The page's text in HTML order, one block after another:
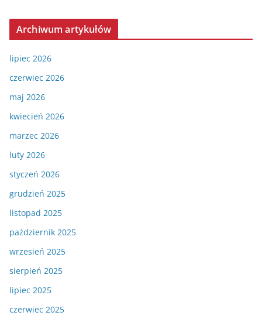
Archiwum artykułów
lipiec 2026
czerwiec 2026
maj 2026
kwiecień 2026
marzec 2026
luty 2026
styczeń 2026
grudzień 2025
listopad 2025
październik 2025
wrzesień 2025
sierpień 2025
lipiec 2025
czerwiec 2025